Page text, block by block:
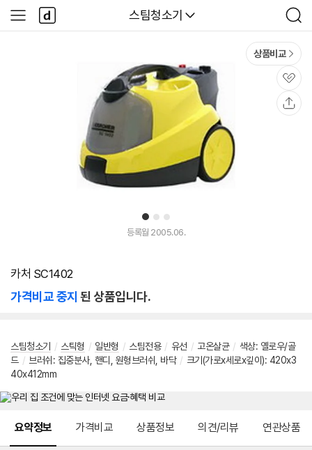
다나와
스팀청소기
검
색
사
이
다
나
와
1 2 3
상품비교
관
심
등록월 2005.06.
카처 SC1402
가격비교 중지 된 상품입니다.
스팀청소기 / 스틱형 / 일반형 / 스팀전용 / 유선 / 고온살균 / 색상: 옐로우/골
드 / 브러쉬: 집중분사, 핸디, 원형브러쉬, 바닥 / 크기(가로x세로x깊이): 420x3
40x412mm
요약정보 가격비교 상품정보 의견/리뷰 연관상품